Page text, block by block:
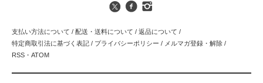
支払い方法について / 配送・送料について / 返品について /
特定商取引法に基づく表記 / プライバシーポリシー / メルマガ登録・解除 /
RSS ・ ATOM